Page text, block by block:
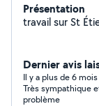
Présentation
travail
Dernier avis
Il y a plus de 6 mois
Très sympathique
problème